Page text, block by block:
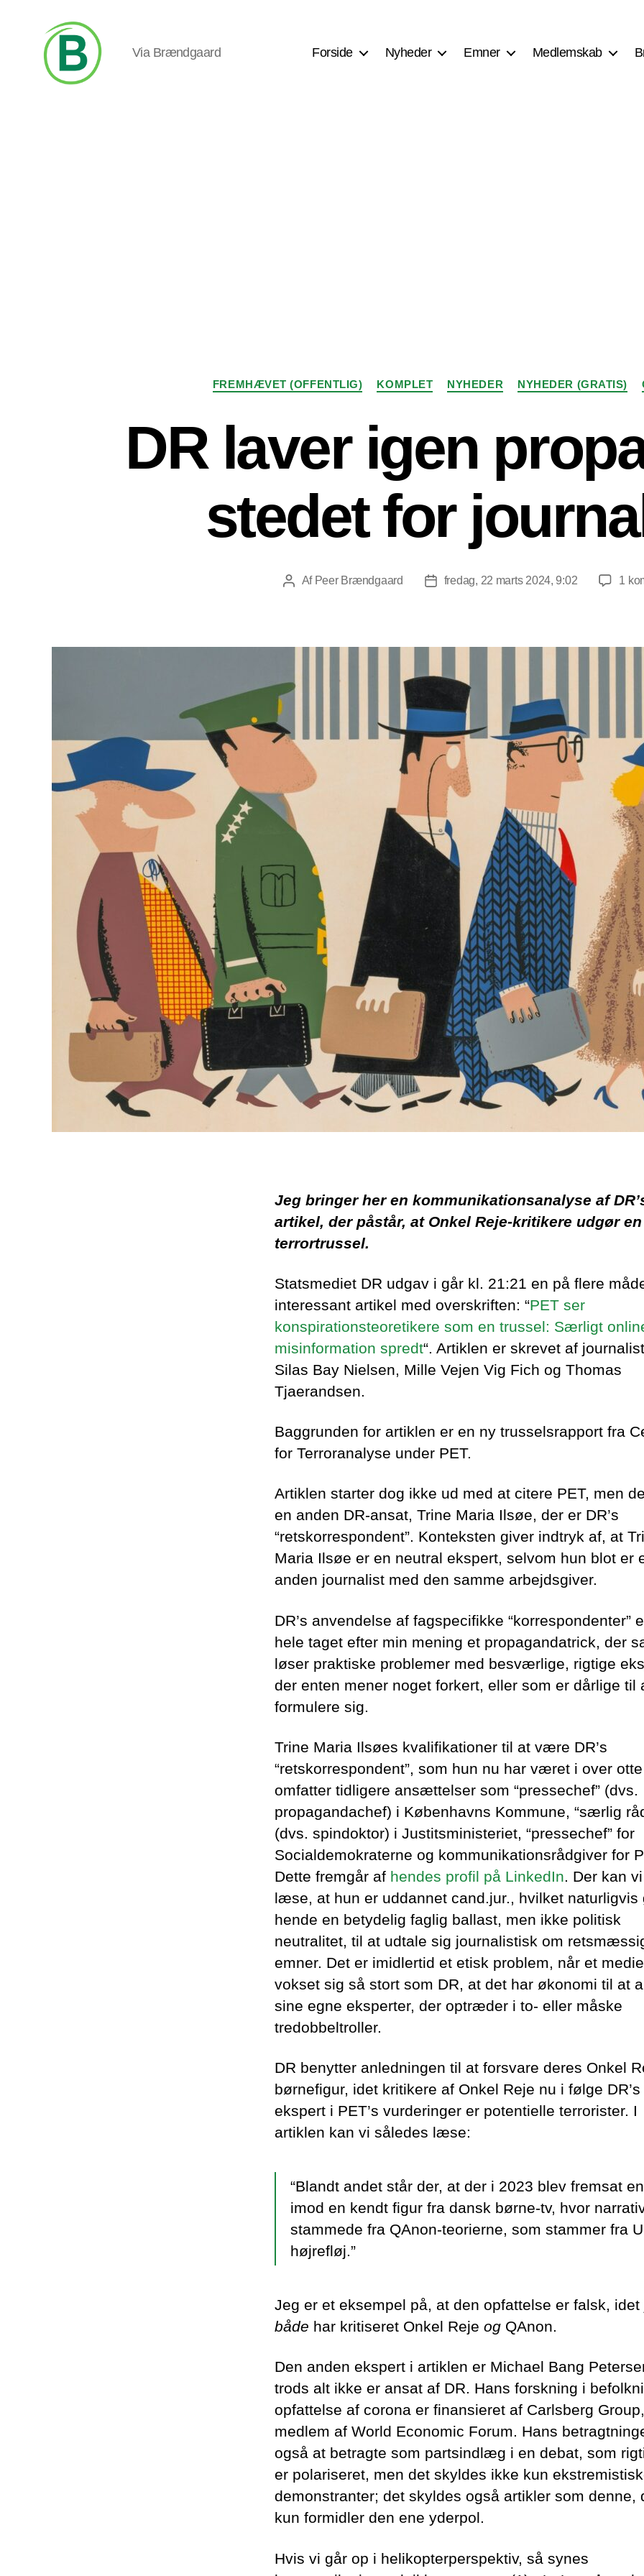
Via Brændgaard Forside Nyheder Emner Medlemskab
Kategorier
FREMHÆVET (OFFENTLIG) KOMPLET NYHEDER NYHEDER (GRATIS)
DR laver igen
stedet for
Indlægsforfatter
Af Peer Brændgaard Indlægsdato
fredag, 22 marts 2024, 9:02 1
Jeg bringer her en kommunikationsanalyse af
artikel, der påstår, at Onkel Reje-kritikere udgør en
terrortrussel.
Statsmediet DR udgav i går kl. 21:21 en på flere
interessant artikel med overskriften: “PET ser
konspirationsteoretikere som en trussel: Særligt
misinformation spredt“. Artiklen er skrevet af
Silas Bay Nielsen, Mille Vejen Vig Fich og Thomas
Tjaerandsen.
Baggrunden for artiklen er en ny trusselsrapport fra
for Terroranalyse under PET.
Artiklen starter dog ikke ud med at citere PET, men
en anden DR-ansat, Trine Maria Ilsøe, der er DR’s
“retskorrespondent”. Konteksten giver indtryk af, at
Maria Ilsøe er en neutral ekspert, selvom hun blot er
anden journalist med den samme arbejdsgiver.
DR’s anvendelse af fagspecifikke “korrespondenter”
hele taget efter min mening et propagandatrick, der
løser praktiske problemer med besværlige, rigtige
der enten mener noget forkert, eller som er dårlige til
formulere sig.
Trine Maria Ilsøes kvalifikationer til at være DR’s
“retskorrespondent”, som hun nu har været i over otte
omfatter tidligere ansættelser som “pressechef” (dvs.
propagandachef) i Københavns Kommune, “særlig
(dvs. spindoktor) i Justitsministeriet, “pressechef” for
Socialdemokraterne og kommunikationsrådgiver for
Dette fremgår af hendes profil på LinkedIn. Der kan
læse, at hun er uddannet cand.jur., hvilket naturligvis
hende en betydelig faglig ballast, men ikke politisk
neutralitet, til at udtale sig journalistisk om
emner. Det er imidlertid et etisk problem, når et
vokset sig så stort som DR, at det har økonomi til at
sine egne eksperter, der optræder i to- eller måske
tredobbeltroller.
DR benytter anledningen til at forsvare deres Onkel
børnefigur, idet kritikere af Onkel Reje nu i følge DR’s
ekspert i PET’s vurderinger er potentielle terrorister. I
artiklen kan vi således læse:
“Blandt andet står der, at der i 2023 blev fremsat
imod en kendt figur fra dansk børne-tv, hvor
stammede fra QAnon-teorierne, som stammer fra
højrefløj.”
Jeg er et eksempel på, at den opfattelse er falsk, idet
både har kritiseret Onkel Reje og QAnon.
Den anden ekspert i artiklen er Michael Bang
trods alt ikke er ansat af DR. Hans forskning i
opfattelse af corona er finansieret af Carlsberg
medlem af World Economic Forum. Hans
også at betragte som partsindlæg i en debat, som
er polariseret, men det skyldes ikke kun
demonstranter; det skyldes også artikler som denne,
kun formidler den ene yderpol.
Hvis vi går op i helikopterperspektiv, så synes